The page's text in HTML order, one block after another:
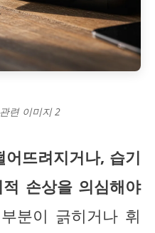
련 이미지 2
뜨려지거나, 습기
손상을 의심해야
분이 긁히거나 휘